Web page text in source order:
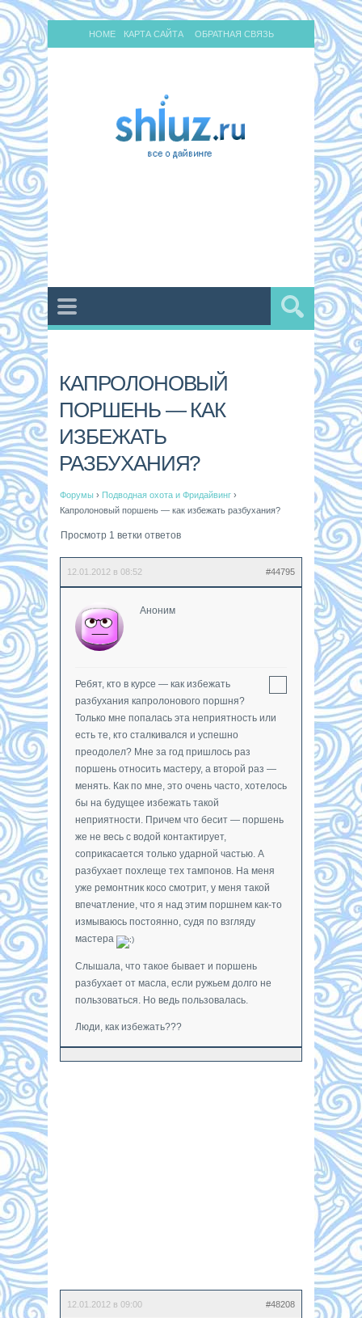
HOME КАРТА САЙТА ОБРАТНАЯ СВЯЗЬ
КАПРОЛОНОВЫЙ
ПОРШЕНЬ — КАК
ИЗБЕЖАТЬ
РАЗБУХАНИЯ?
Форумы › Подводная охота и Фридайвинг ›
Капролоновый поршень — как избежать разбухания?
Просмотр 1 ветки ответов
12.01.2012 в 08:52 #44795
Аноним
Ребят, кто в курсе — как избежать
разбухания капролонового поршня?
Только мне попалась эта неприятность или
есть те, кто сталкивался и успешно
преодолел? Мне за год пришлось раз
поршень относить мастеру, а второй раз —
менять. Как по мне, это очень часто, хотелось
бы на будущее избежать такой
неприятности. Причем что бесит — поршень
же не весь с водой контактирует,
соприкасается только ударной частью. А
разбухает похлеще тех тампонов. На меня
уже ремонтник косо смотрит, у меня такой
впечатление, что я над этим поршнем как-то
измываюсь постоянно, судя по взгляду
мастера
Слышала, что такое бывает и поршень
разбухает от масла, если ружьем долго не
пользоваться. Но ведь пользовалась.
Люди, как избежать???
12.01.2012 в 09:00 #48208